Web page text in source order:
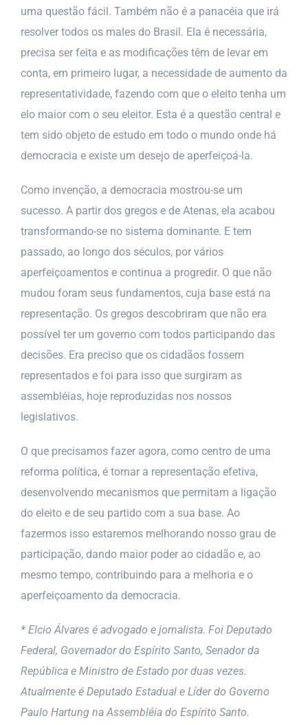
uma questão fácil. Também não é a panacéia que irá
resolver todos os males do Brasil. Ela é necessária,
precisa ser feita e as modificações têm de levar em
conta, em primeiro lugar, a necessidade de aumento da
representatividade, fazendo com que o eleito tenha um
elo maior com o seu eleitor. Esta é a questão central e
tem sido objeto de estudo em todo o mundo onde há
democracia e existe um desejo de aperfeiçoá-la.
Como invenção, a democracia mostrou-se um
sucesso. A partir dos gregos e de Atenas, ela acabou
transformando-se no sistema dominante. E tem
passado, ao longo dos séculos, por vários
aperfeiçoamentos e continua a progredir. O que não
mudou foram seus fundamentos, cuja base está na
representação. Os gregos descobriram que não era
possível ter um governo com todos participando das
decisões. Era preciso que os cidadãos fossem
representados e foi para isso que surgiram as
assembléias, hoje reproduzidas nos nossos
legislativos.
O que precisamos fazer agora, como centro de uma
reforma política, é tornar a representação efetiva,
desenvolvendo mecanismos que permitam a ligação
do eleito e de seu partido com a sua base. Ao
fazermos isso estaremos melhorando nosso grau de
participação, dando maior poder ao cidadão e, ao
mesmo tempo, contribuindo para a melhoria e o
aperfeiçoamento da democracia.
* Elcio Álvares é advogado e jornalista. Foi Deputado
Federal, Governador do Espírito Santo, Senador da
República e Ministro de Estado por duas vezes.
Atualmente é Deputado Estadual e Líder do Governo
Paulo Hartung na Assembléia do Espírito Santo.